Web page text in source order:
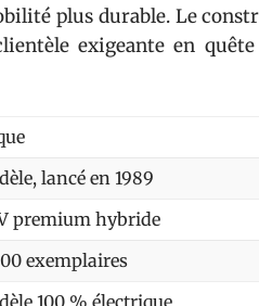
plus durable. Le
exigeante en
lancé en 1989
premium hybride
exemplaires
100 % électrique